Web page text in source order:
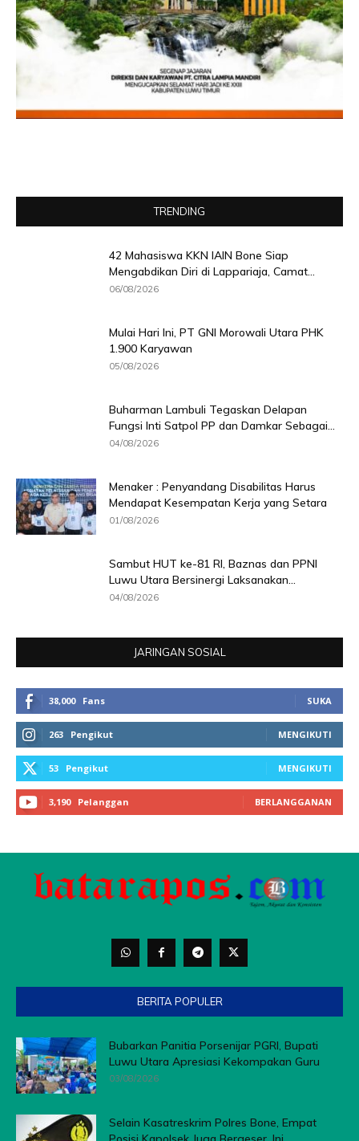
BERITA POPULER
Bubarkan Panitia Porsenijar PGRI, Bupati
Luwu Utara Apresiasi Kekompakan Guru
03/08/2026
Selain Kasatreskrim Polres Bone, Empat